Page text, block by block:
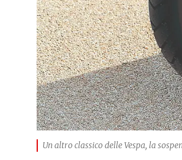
Un altro classico delle Vespa, la